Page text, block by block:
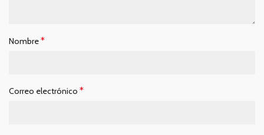
Nombre*
Correo electrónico *